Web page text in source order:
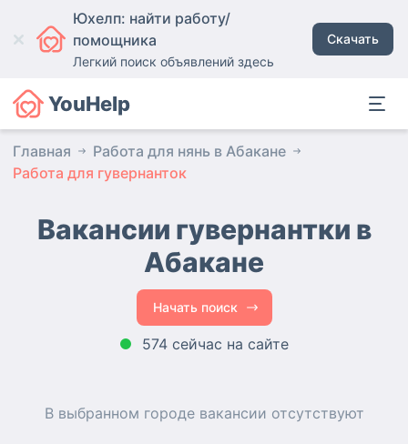
Юхелп: найти работу/
помощника
Легкий поиск объявлений здесь
Скачать
YouHelp
Главная
Работа для нянь в Абакане
Работа для гувернанток
Вакансии гувернантки в
Абакане
Начать поиск
574 сейчас на сайте
В выбранном городе вакансии отсутствуют